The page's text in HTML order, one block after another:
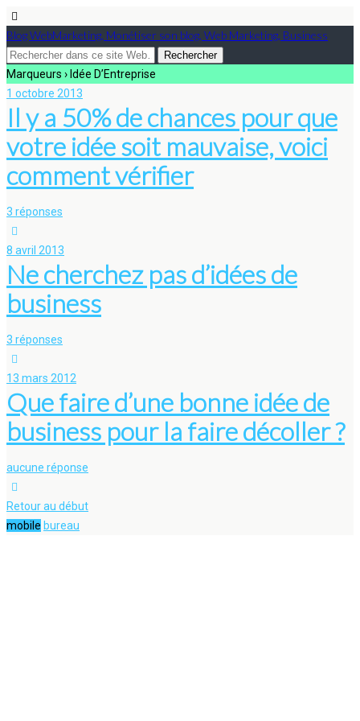
Blog WebMarketing, Monétiser son blog, Web Marketing, Business
Marqueurs › Idée D’Entreprise
1 octobre 2013
Il y a 50% de chances pour que
votre idée soit mauvaise, voici
comment vérifier
3 réponses
8 avril 2013
Ne cherchez pas d’idées de
business
3 réponses
13 mars 2012
Que faire d’une bonne idée de
business pour la faire décoller ?
aucune réponse
Retour au début
mobile bureau